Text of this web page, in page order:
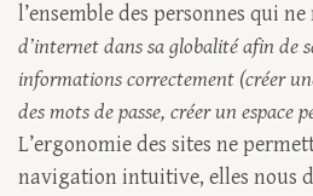
l’ensemble des personnes qui
d’internet dans sa globalité afin de
informations correctement (créer
des mots de passe, créer un espace
L’ergonomie des sites ne
navigation intuitive, elles nous